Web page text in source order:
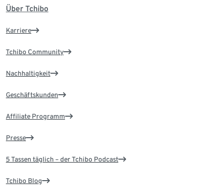
Über Tchibo
Karriere
Tchibo Community
Nachhaltigkeit
Geschäftskunden
Affiliate Programm
Presse
5 Tassen täglich – der Tchibo Podcast
Tchibo Blog